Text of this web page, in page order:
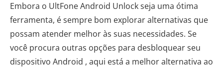
Embora o UltFone Android Unlock seja uma ótima
ferramenta, é sempre bom explorar alternativas que
possam atender melhor às suas necessidades. Se
você procura outras opções para desbloquear seu
dispositivo Android , aqui está a melhor alternativa ao